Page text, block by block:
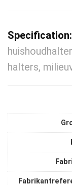
Specification:
halters,